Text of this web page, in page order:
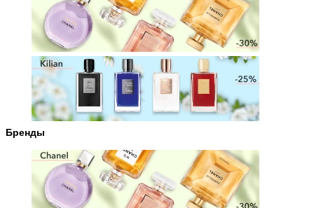
Бренды